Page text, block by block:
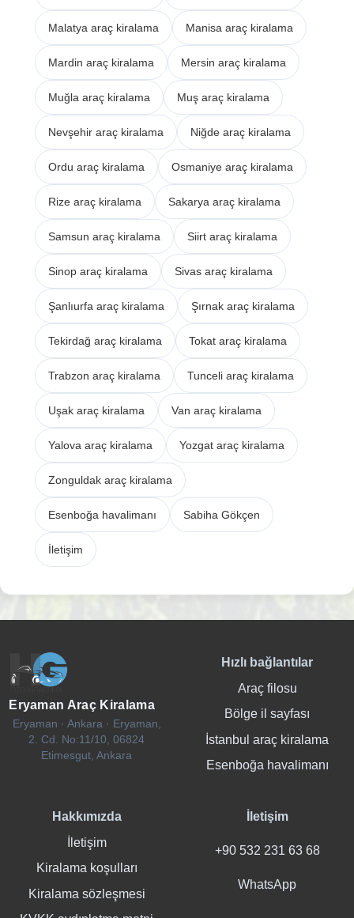
Malatya araç kiralama Manisa araç kiralama
Mardin araç kiralama Mersin araç kiralama
Muğla araç kiralama Muş araç kiralama
Nevşehir araç kiralama Niğde araç kiralama
Ordu araç kiralama Osmaniye araç kiralama
Rize araç kiralama Sakarya araç kiralama
Samsun araç kiralama Siirt araç kiralama
Sinop araç kiralama Sivas araç kiralama
Şanlıurfa araç kiralama Şırnak araç kiralama
Tekirdağ araç kiralama Tokat araç kiralama
Trabzon araç kiralama Tunceli araç kiralama
Uşak araç kiralama Van araç kiralama
Yalova araç kiralama Yozgat araç kiralama
Zonguldak araç kiralama
Esenboğa havalimanı Sabiha Gökçen
İletişim
Eryaman Araç Kiralama
Eryaman · Ankara · Eryaman,
2. Cd. No:11/10, 06824
Etimesgut, Ankara
Hızlı bağlantılar
Araç filosu
Bölge il sayfası
İstanbul araç kiralama
Esenboğa havalimanı
Hakkımızda
İletişim
Kiralama koşulları
Kiralama sözleşmesi
İletişim
+90 532 231 63 68
WhatsApp